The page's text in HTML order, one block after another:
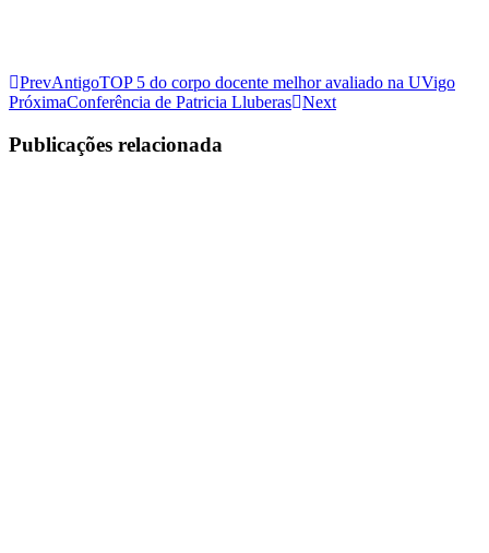
PrevAntigoTOP 5 do corpo docente melhor avaliado na UVigo
PróximaConferência de Patricia Lluberas Next
Publicações relacionada